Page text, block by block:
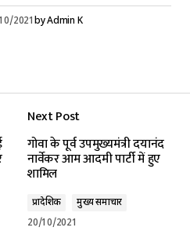
2021byAdmin K
Next Post
गोवा के पूर्व उपमुख्यमंत्री दयानंद
नार्वेकर आम आदमी पार्टी में हुए
शामिल
प्रादेशिक
मुख्य समाचार
20/10/2021